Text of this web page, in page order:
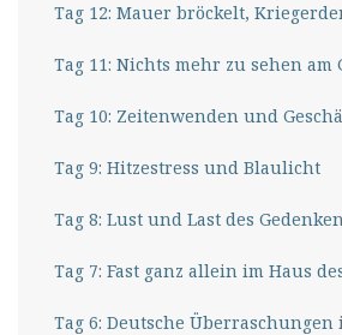
Tag 12: Mauer bröckelt,
Tag 11: Nichts mehr zu sehen am
Tag 10: Zeitenwenden und
Tag 9: Hitzestress und Blaulicht
Tag 8: Lust und Last des
Tag 7: Fast ganz allein im Haus
Tag 6: Deutsche Überraschungen